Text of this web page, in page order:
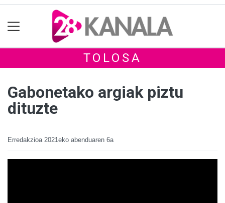
TOLOSA
Gabonetako argiak piztu
dituzte
Erredakzioa 2021eko abenduaren 6a